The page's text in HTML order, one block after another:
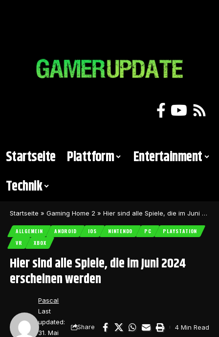
Startseite Plattform
Entertainment
Technik
Startseite » Gaming Home 2 » Hier sind alle Spiele, die im Juni 2024 erscheinen werden
ALLGEMEIN ANDROID IOS NINTENDO PC
PLAYSTATION
VR
XBOX
Hier sind alle Spiele, die im Juni 2024
erscheinen werden
Last
updated:
31. Mai
Pascal
Share 4 Min Read